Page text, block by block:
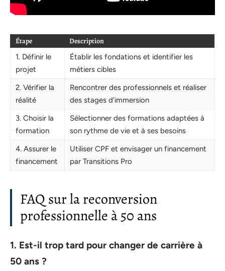
Étape Description
1. Définir le
projet
Établir les fondations et identifier les
métiers cibles
2. Vérifier la
réalité
Rencontrer des professionnels et réaliser
des stages d’immersion
3. Choisir la
formation
Sélectionner des formations adaptées à
son rythme de vie et à ses besoins
4. Assurer le
financement
Utiliser CPF et envisager un financement
par Transitions Pro
FAQ sur la reconversion
professionnelle à 50 ans
1. Est-il trop tard pour changer de carrière à
50 ans ?